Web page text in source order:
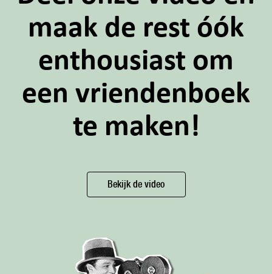
maak de rest óók
enthousiast om
een vriendenboek
te maken!
Bekijk de video